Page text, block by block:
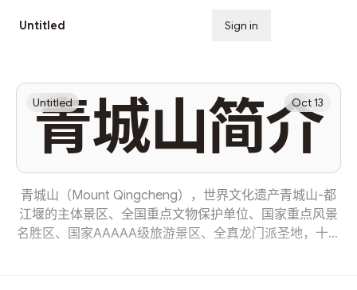
Untitled Sign in
青城山简介
Untitled Oct 13
青城山（Mount Qingcheng），世界文化遗产青城山-都
江堰的主体景区、全国重点文物保护单位、国家重点风景
名胜区、国家AAAAA级旅游景区、全真龙门派圣地，十大